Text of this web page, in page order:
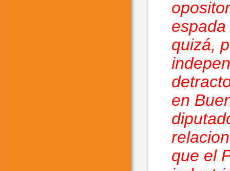
quizá,
en
que el